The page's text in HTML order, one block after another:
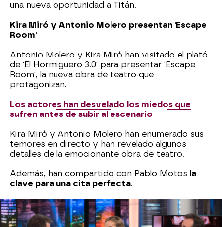
una nueva oportunidad a Titán.
Kira Miró y Antonio Molero presentan 'Escape
Room'
Antonio Molero y Kira Miró han visitado el plató
de 'El Hormiguero 3.0' para presentar 'Escape
Room', la nueva obra de teatro que
protagonizan.
Los actores han desvelado los miedos que
sufren antes de subir al escenario
Kira Miró y Antonio Molero han enumerado sus
temores en directo y han revelado algunos
detalles de la emocionante obra de teatro.
Además, han compartido con Pablo Motos l a
clave para una cita perfecta.
'José Luis Ábalos' da explicaciones de su
reunión con Delcy Rodríguez